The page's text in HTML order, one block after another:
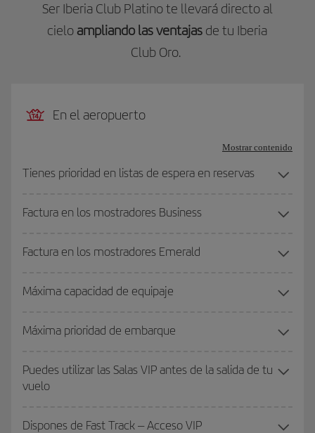
Ser Iberia Club Platino te llevará directo al
cielo ampliando las ventajas de tu Iberia
Club Oro.
En el aeropuerto
Mostrar contenido
Tienes prioridad en listas de espera en reservas
Factura en los mostradores Business
Factura en los mostradores Emerald
Máxima capacidad de equipaje
Máxima prioridad de embarque
Puedes utilizar las Salas VIP antes de la salida de tu
vuelo
Dispones de Fast Track – Acceso VIP